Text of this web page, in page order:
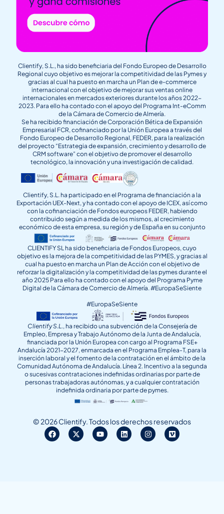
Clientify, S.L., ha sido beneficiaria del Fondo Europeo de Desarrollo
Regional cuyo objetivo es mejorar la competitividad de las Pymes y
gracias al cual ha puesto en marcha un Plan de e-commerce
internacional con el objetivo de mejorar sus ventas online
internacionales en mercados exteriores durante los años 2022-
2023. Para ello ha contado con el apoyo del Programa Int-eComm
de la Cámara de Comercio de Almería.
Se ha recibido financiación de Corporación Bética de Expansión
Empresarial FCR, cofinanciado por la Unión Europea a través del
Fondo Europeo de Desarrollo Regional, FEDER, para la realización
del proyecto “Estrategia de expansión, crecimiento y desarrollo de
CRM software” con el objetivo de promover el desarrollo
tecnológico, la innovación y una investigación de calidad.
Clientify, S.L. ha participado en el Programa de financiación a la
Exportación UEX-Next, y ha contado con el apoyo de ICEX, así como
con la cofinanciación de Fondos europeos FEDER, habiendo
contribuido según a medida de los mismos, al crecimiento
económico de esta empresa, su región y de España en su conjunto
CLIENTIFY SL ha sido beneficiaria de Fondos Europeos, cuyo
objetivo es la mejora de la competitividad de las PYMES, y gracias al
cual ha puesto en marcha un Plan de Acción con el objetivo de
reforzar la digitalización y la competitividad de las pymes durante el
año 2025 Para ello ha contado con el apoyo del Programa Pyme
Digital de la Cámara de Comercio de Almería. #EuropaSeSiente
#EuropaSeSiente
Clientify S.L., ha recibido una subvención de la Consejería de
Empleo, Empresa y Trabajo Autónomo de la Junta de Andalucía,
financiada por la Unión Europea con cargo al Programa FSE+
Andalucía 2021-2027, enmarcada en el Programa Emplea-T, para la
inserción laboral y el fomento de la contratación en el ámbito de la
Comunidad Autónoma de Andalucía. Línea 2. Incentivo a la segunda
o sucesivas contrataciones indefinidas ordinarias por parte de
personas trabajadoras autónomas, y a cualquier contratación
indefinida ordinaria por parte de pymes.
© 2026 Clientify. Todos los derechos reservados